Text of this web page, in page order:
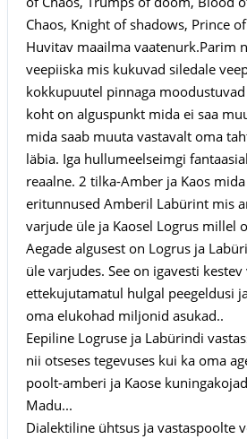
Chaos, Knight of shadows, Prince of
Huvitav maailma vaatenurk.Parim
veepiiska mis kukuvad siledale
kokkupuutel pinnaga
koht on alguspunkt mida ei saa
mida saab muuta vastavalt oma
läbia. Iga hullumeelseimgi
reaalne. 2 tilka-Amber ja Kaos
eritunnused Amberil Labürint mis
varjude üle ja Kaosel Logrus millel
Aegade algusest on Logrus ja
üle varjudes. See on igavesti
ettekujutamatul hulgal peegeldusi
oma elukohad miljonid asukad..
Eepiline Logruse ja Labürindi
nii otseses tegevuses kui ka oma
poolt-amberi ja Kaose
Madu...
Dialektiline ühtsus ja vastaspoolte